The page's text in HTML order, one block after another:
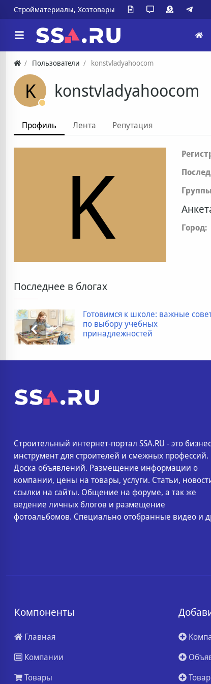
Стройматериалы, Хозтовары
Пользователи konstvladyahoocom
K konstvladyahoocom
Профиль Лента Репутация
K Город:
Последнее в блогах
Готовимся к школе: важные
по выбору учебных
принадлежностей
Строительный интернет-портал SSA.RU - это бизнес
инструмент для строителей и смежных профессий.
Доска объявлений. Размещение информации о
компании, цены на товары, услуги. Статьи,
ссылки на сайты. Общение на форуме, а так же
ведение личных блогов и размещение
фотоальбомов. Специально отобранные видео и
Компоненты
Главная
Компании
Товары
Товар